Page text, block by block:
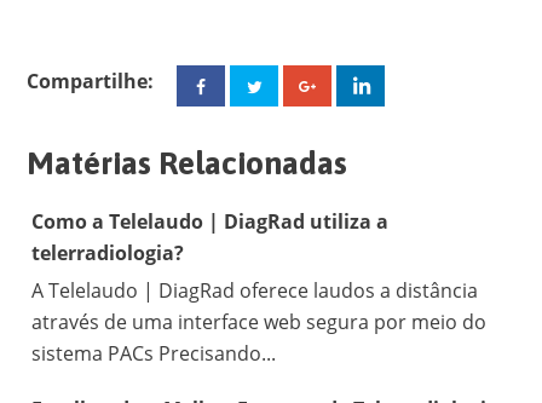
Compartilhe: FacebookTwitterGoogle+
Matérias Relacionadas
Como a Telelaudo | DiagRad utiliza a
telerradiologia?
A Telelaudo | DiagRad oferece laudos a distância
através de uma interface web segura por meio do
sistema PACs Precisando...